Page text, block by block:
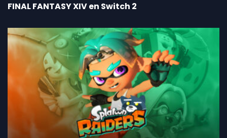
FINAL FANTASY XIV en Switch 2